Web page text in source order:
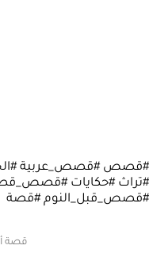
#قصص #قصص_عربية
#تراث #حكايات
#قصص_قبل_النوم #قصة
قصة